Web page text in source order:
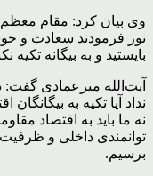
وی بیان کرد: مقام معظم
نور فرمودند سعادت و
بایستید و به بیگانه تکیه
آیت‌الله میرعمادی گفت:
نداد آیا تکیه به
نه ما باید به اقتصاد
توانمندی داخلی و
برسیم.